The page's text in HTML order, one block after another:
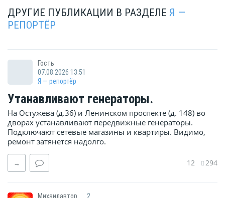
ДРУГИЕ ПУБЛИКАЦИИ В РАЗДЕЛЕ Я —
РЕПОРТЁР
Гость
07.08.2026 13:51
Я — репортёр
Утанавливают генераторы.
На Остужева (д.36) и Ленинском проспекте (д. 148) во
дворах устанавливают передвижные генераторы.
Подключают сетевые магазины и квартиры. Видимо,
ремонт затянется надолго.
→ 12 294
Михаилавтор
2